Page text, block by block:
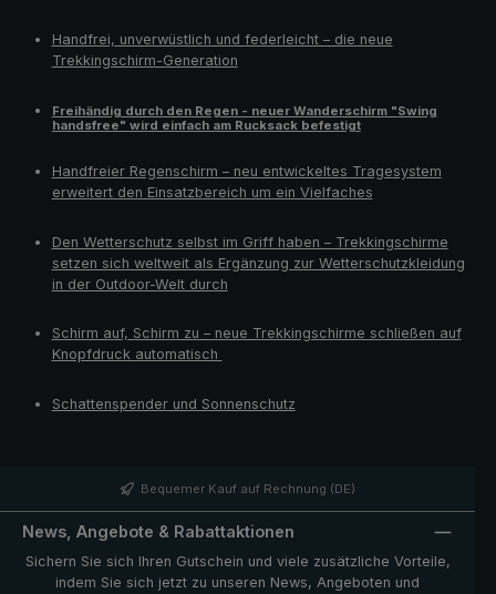
Handfrei, unverwüstlich und federleicht – die neue
Trekkingschirm-Generation
Freihändig durch den Regen - neuer Wanderschirm "Swing
handsfree" wird einfach am Rucksack befestigt
Handfreier Regenschirm – neu entwickeltes Tragesystem
erweitert den Einsatzbereich um ein Vielfaches
Den Wetterschutz selbst im Griff haben – Trekkingschirme
setzen sich weltweit als Ergänzung zur Wetterschutzkleidung
in der Outdoor-Welt durch
Schirm auf, Schirm zu – neue Trekkingschirme schließen auf
Knopfdruck automatisch
Schattenspender und Sonnenschutz
Bequemer Kauf auf Rechnung (DE)
News, Angebote & Rabattaktionen
Sichern Sie sich Ihren Gutschein und viele zusätzliche Vorteile,
indem Sie sich jetzt zu unseren News, Angeboten und